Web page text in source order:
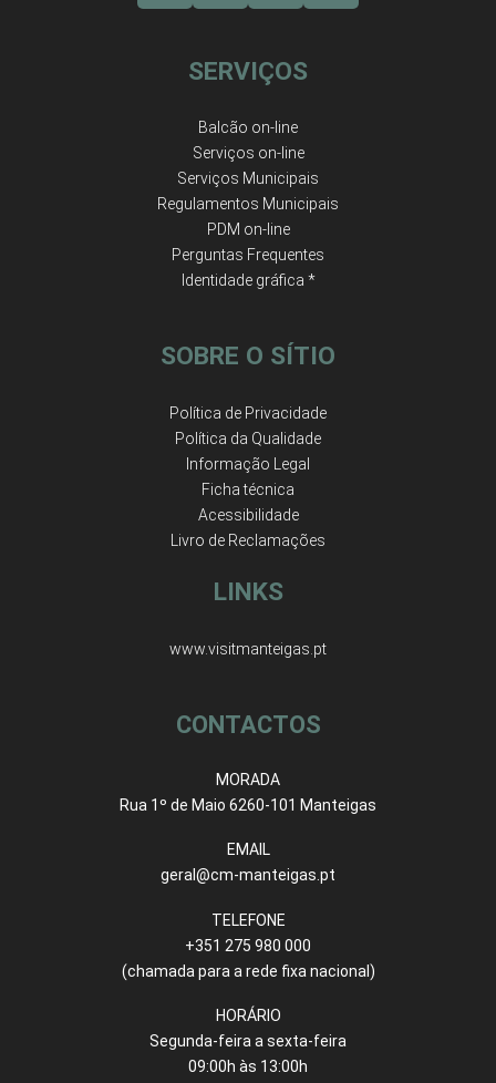
SERVIÇOS
Balcão on-line
Serviços on-line
Serviços Municipais
Regulamentos Municipais
PDM on-line
Perguntas Frequentes
Identidade gráfica *
SOBRE O SÍTIO
Política de Privacidade
Política da Qualidade
Informação Legal
Ficha técnica
Acessibilidade
Livro de Reclamações
LINKS
www.visitmanteigas.pt
CONTACTOS
MORADA
Rua 1º de Maio 6260-101 Manteigas
EMAIL
geral@cm-manteigas.pt
TELEFONE
+351 275 980 000
(chamada para a rede fixa nacional)
HORÁRIO
Segunda-feira a sexta-feira
09:00h às 13:00h